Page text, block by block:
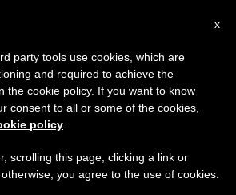
في مقابلته العامة مع
بندكتس السادس عشر:
لنكون كنيسة،
x
party tools use cookies, which are
and required to achieve the
the cookie policy. If you want to know
consent to all or some of the cookies,
policy
scrolling this page, clicking a link or
you agree to the use of cookies.